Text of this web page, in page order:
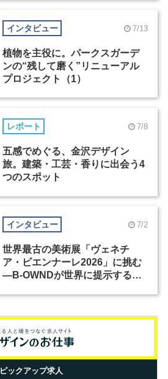
インタビュー 7/13
植物を主役に。パークスガーデ
ンの“残して磨く”リニューアル
プロジェクト（1）
レポート 7/8
五感でめぐる、金沢デザイン
旅。建築・工芸・香りに出会う4
つのスポット
インタビュー 7/2
世界最古の美術展「ヴェネチ
ア・ビエンナーレ2026」に挑む
―B-OWNDが世界に提示する美
ピックアップ求人